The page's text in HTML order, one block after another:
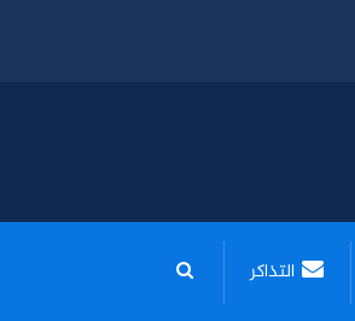
التذاكر